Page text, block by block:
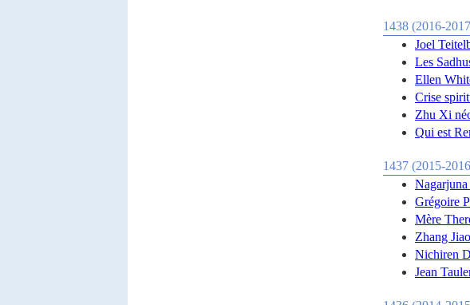
1438 (2016-
Joel
Les
Ellen
Crise
Zhu Xi
Qui est
1437 (2015-
Grégoire
Mère
Zhang
Nichiren
Jean